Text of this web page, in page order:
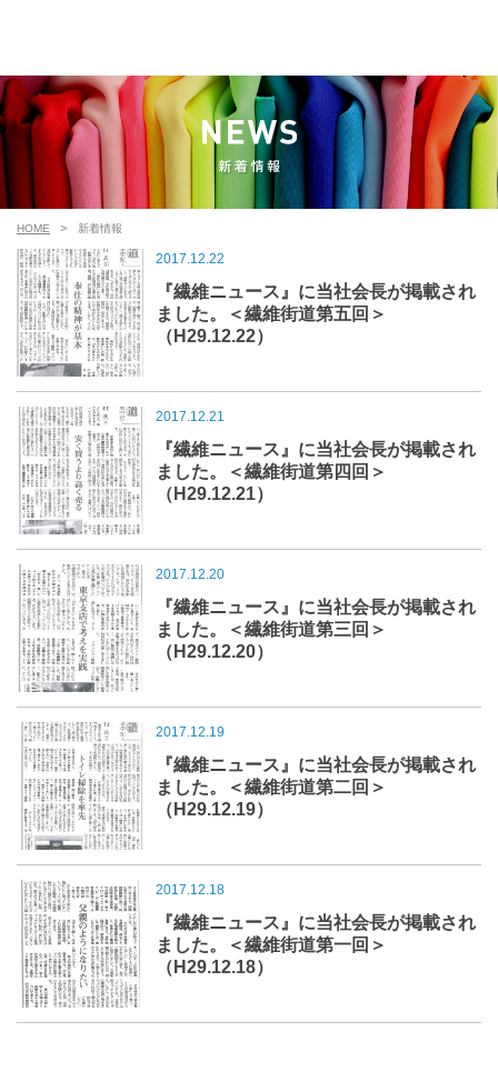
HOME 新着情報
2017.12.22
『繊維ニュース』に当社会長が掲載され
ました。＜繊維街道第五回＞
（H29.12.22）
2017.12.21
『繊維ニュース』に当社会長が掲載され
ました。＜繊維街道第四回＞
（H29.12.21）
2017.12.20
『繊維ニュース』に当社会長が掲載され
ました。＜繊維街道第三回＞
（H29.12.20）
2017.12.19
『繊維ニュース』に当社会長が掲載され
ました。＜繊維街道第二回＞
（H29.12.19）
2017.12.18
『繊維ニュース』に当社会長が掲載され
ました。＜繊維街道第一回＞
（H29.12.18）